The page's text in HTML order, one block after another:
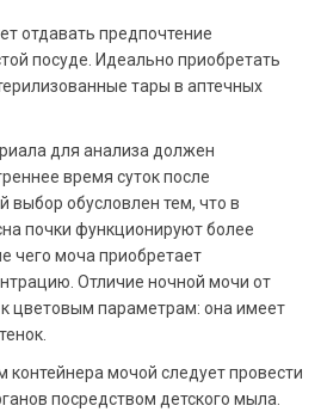
отдавать предпочтение
посуде. Идеально приобретать
тары в аптечных
для анализа должен
время суток после
выбор обусловлен тем, что в
почки функционируют более
чего моча приобретает
Отличие ночной мочи от
цветовым параметрам: она имеет
контейнера мочой следует провести
посредством детского мыла.